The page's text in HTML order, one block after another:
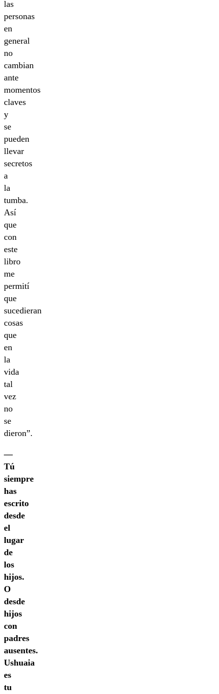
las
personas
en
general
no
cambian
ante
momentos
claves
y
se
pueden
llevar
secretos
a
la
tumba.
Así
que
con
este
libro
me
permití
que
sucedieran
cosas
que
en
la
vida
tal
vez
no
se
dieron”.
—
Tú
siempre
has
escrito
desde
el
lugar
de
los
hijos.
O
desde
hijos
con
padres
ausentes.
Ushuaia
es
tu